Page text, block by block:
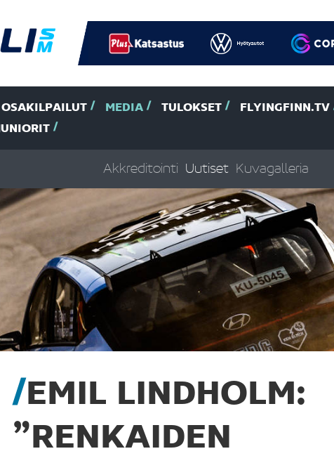
OSAKILPAILUT MEDIA TULOKSET FLYINGFINN.TV
JUNIORIT
Akkreditointi Uutiset Kuvagalleria
EMIL LINDHOLM:
”RENKAIDEN